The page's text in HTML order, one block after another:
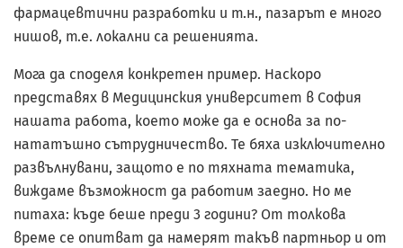
фармацевтични разработки и т.н., пазарът е много
нишов, т.е. локални са решенията.
Мога да споделя конкретен пример. Наскоро
представях в Медицинския университет в София
нашата работа, което може да е основа за по-
нататъшно сътрудничество. Те бяха изключително
развълнувани, защото е по тяхната тематика,
виждаме възможност да работим заедно. Но ме
питаха: къде беше преди 3 години? От толкова
време се опитват да намерят такъв партньор и от